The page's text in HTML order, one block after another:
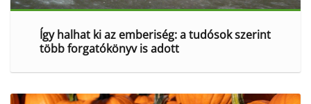
Így halhat ki az emberiség: a tudósok szerint
több forgatókönyv is adott